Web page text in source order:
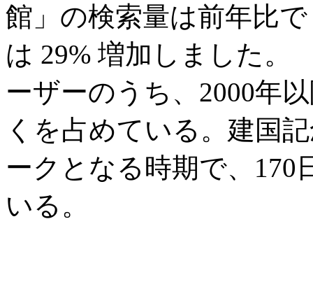
館」の検索量は前年比
は 29% 増加しました。
ーザーのうち、2000年
くを占めている。建国
ークとなる時期で、170
いる。